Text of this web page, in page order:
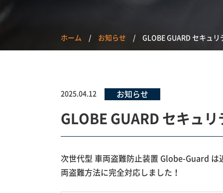
ホーム お知らせ GLOBE GUARD セキュ
2025.04.12 お知らせ
GLOBE GUARD セキュ
次世代型 車両盗難防止装置 Globe-Guard は
両盗難方法に完全対応しました！